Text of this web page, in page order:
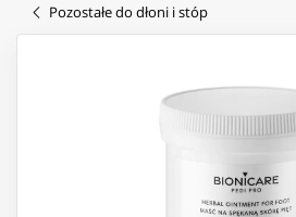
Pozostałe do dłoni i stóp